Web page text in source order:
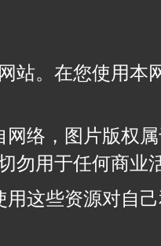
站。在您使用本
络，图片版权
勿用于任何商业
这些资源对自